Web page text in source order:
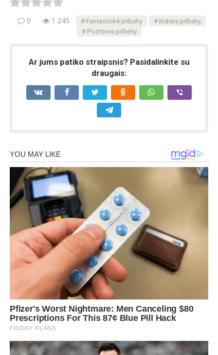
0 1 245 Fantastické príbehy
Krásne príbehy
Pozitívne príbehy
Ar jums patiko straipsnis? Pasidalinkite su
draugais: